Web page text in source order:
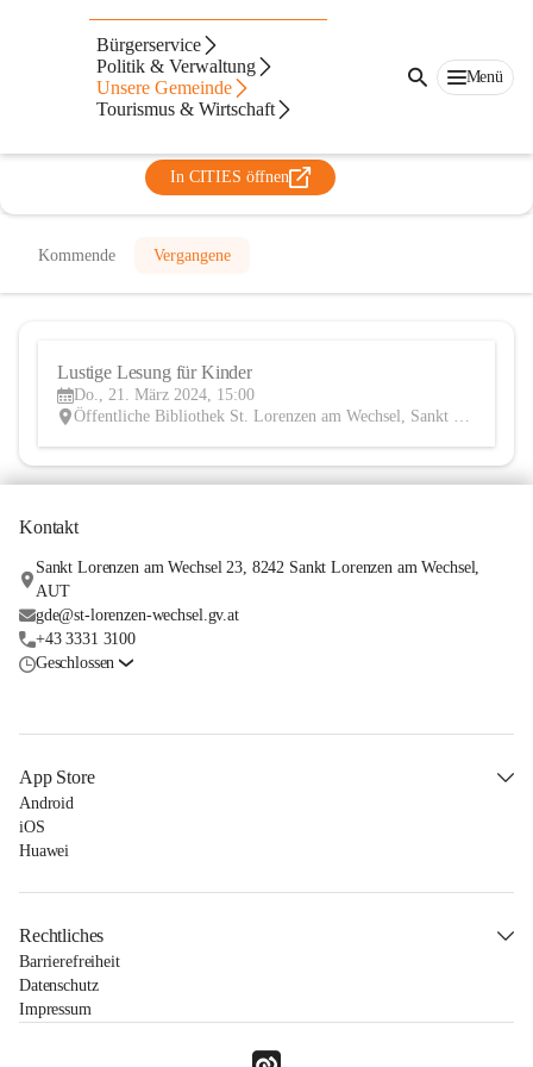
Bürgerservice
Politik & Verwaltung
Unsere Gemeinde
Tourismus & Wirtschaft
Menü
Öffentliche Bücherei St.Lorenzen
am Wechsel
@offentliche-bucherei-stlorenzen-am-wechsel
In CITIES öffnen
Kommende Vergangene
Lustige Lesung für Kinder
Do., 21. März 2024, 15:00
Öffentliche Bibliothek St. Lorenzen am Wechsel, Sankt Lorenzen am Wechsel 23, 8242, Sankt Lorenzen am Wechsel, Hartberg-Fürstenfeld, Steiermark, AUT
Kontakt
Sankt Lorenzen am Wechsel 23, 8242 Sankt Lorenzen am Wechsel,
AUT
gde@st-lorenzen-wechsel.gv.at
+43 3331 3100
Geschlossen
App Store
Android
iOS
Huawei
Rechtliches
Barrierefreiheit
Datenschutz
Impressum